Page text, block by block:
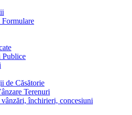
Formulare
de Căsătorie
Terenuri
închirieri, concesiuni